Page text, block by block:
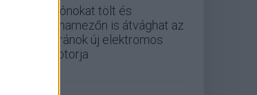
Drónokat tölt és
aknamezőn is átvághat az
ukránok új elektromos
motorja